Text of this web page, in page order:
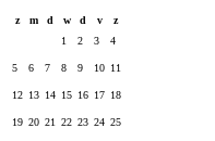
z m d w d v
z
1
2 3 4
5 6 7 8 9 10 11
12 13 14 15 16 17 18
19 20 21 22 23 24 25